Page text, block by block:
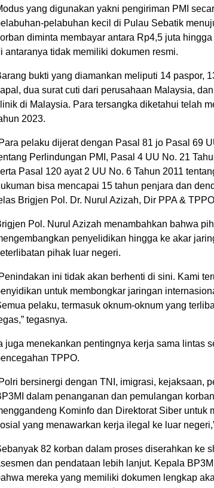
yang digunakan yakni pengiriman PMI
pelabuhan kecil di Pulau Sebatik
diminta membayar antara Rp4,5 juta
antaranya tidak memiliki dokumen resmi.
bukti yang diamankan meliputi 14 paspor,
dua surat cuti dari perusahaan Malaysia,
di Malaysia. Para tersangka diketahui telah
2023.
pelaku dijerat dengan Pasal 81 jo Pasal 69
Perlindungan PMI, Pasal 4 UU No. 21
Pasal 120 ayat 2 UU No. 6 Tahun 2011
bisa mencapai 15 tahun penjara dan
Brigjen Pol. Dr. Nurul Azizah, Dir PPA &
Pol. Nurul Azizah menambahkan bahwa
penyelidikan hingga ke akar
pihak luar negeri.
ini tidak akan berhenti di sini. Kami
untuk membongkar jaringan
pelaku, termasuk oknum-oknum yang
tegasnya.
juga menekankan pentingnya kerja sama lintas
TPPO.
bersinergi dengan TNI, imigrasi, kejaksaan,
dalam penanganan dan pemulangan
Kominfo dan Direktorat Siber untuk
yang menawarkan kerja ilegal ke luar
82 korban dalam proses diserahkan ke
dan pendataan lebih lanjut. Kepala
mereka yang memiliki dokumen lengkap